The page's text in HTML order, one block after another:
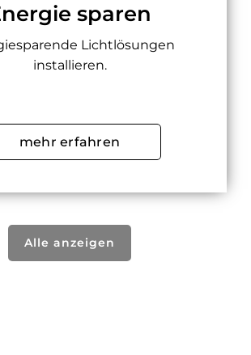
sparen
Lichtlösungen
installieren.
mehr erfahren
Alle anzeigen